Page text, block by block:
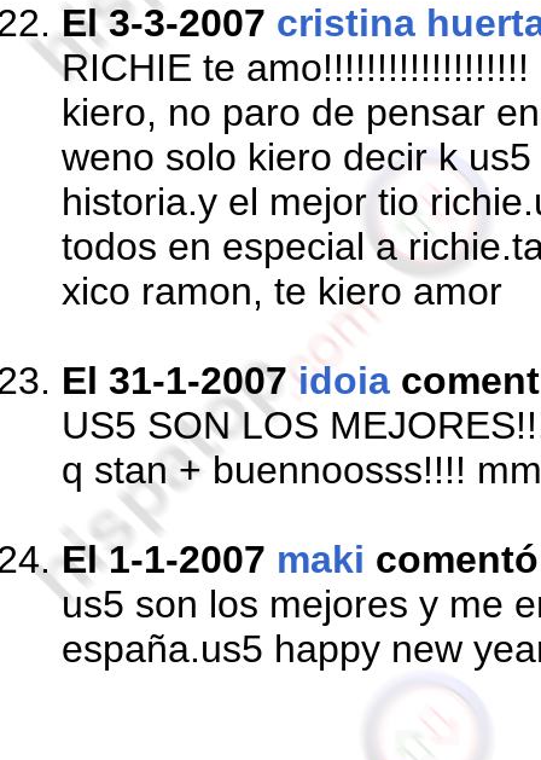
El 3-3-2007 cristina
RICHIE te
kiero, no paro de pensar
weno solo kiero decir k
historia.y el mejor tio
todos en especial a
xico ramon, te kiero amor
El 31-1-2007idoia
US5 SON LOS
q stan + buennoosss!!!!
El 1-1-2007 maki comentó
us5 son los mejores y me
españa.us5 happy new